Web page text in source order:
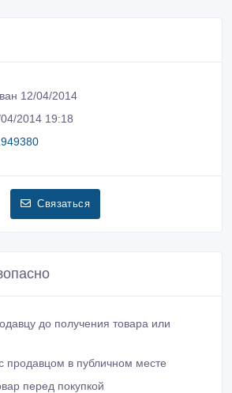
12/04/2014
2014 19:18
Связаться
до получения товара или
продавцом в публичном месте
перед покупкой